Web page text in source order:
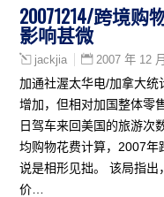
20071214/跨境
影响甚微
jackjia 2007 年 12
加通社渥太华电/加拿大
增加，但相对加国整体零
日驾车来回美国的旅游次
均购物花费计算，2007
说是相形见拙。 该局指
价…